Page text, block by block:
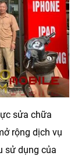
sửa chữa
rộng dịch vụ
sử dụng của